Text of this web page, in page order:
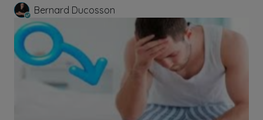
Bernard Ducosson